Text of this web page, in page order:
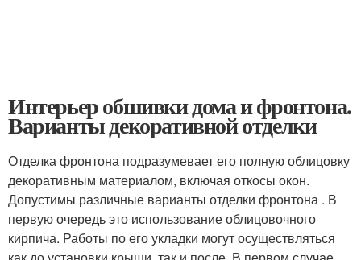
Интерьер обшивки дома и фронтона.
Варианты декоративной отделки
Отделка фронтона подразумевает его полную облицовку
декоративным материалом, включая откосы окон.
Допустимы различные варианты отделки фронтона . В
первую очередь это использование облицовочного
кирпича. Работы по его укладки могут осуществляться